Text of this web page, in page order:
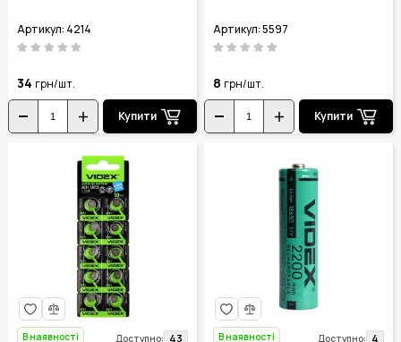
Артикул: 4214
34 грн/шт.
Купити
Артикул: 5597
8 грн/шт.
Купити
В наявності Доступно: 43 В наявності Доступно: 4